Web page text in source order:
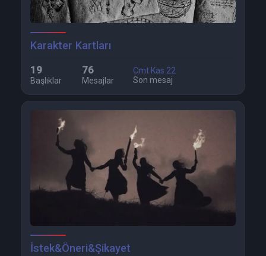
Karakter Kartları
19
Başlıklar
76
Mesajlar
Cmt Kas 22
Son mesaj
İstek&Öneri&Şikayet